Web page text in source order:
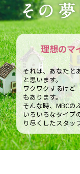
理想のマ
それは、あなたと
と思います。
ワクワクするけど
もあります。
そんな時、MBCの
いろいろなタイプ
り尽くしたスタッ